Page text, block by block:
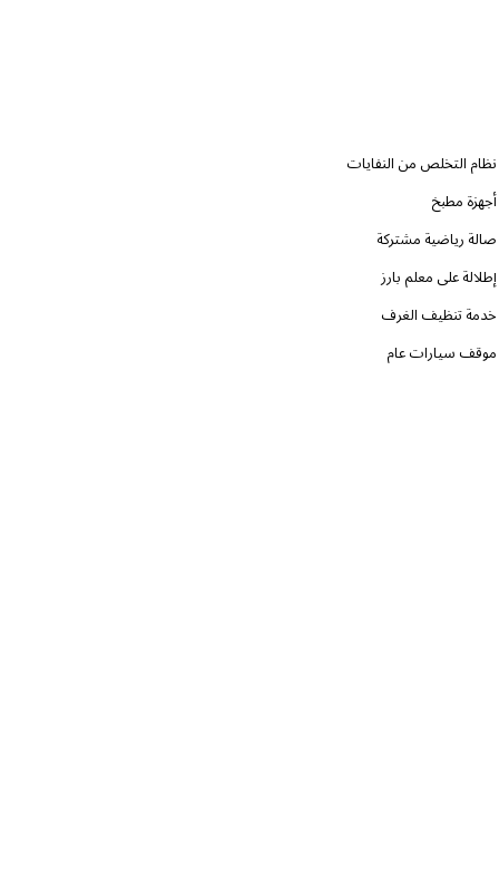
نظام التخلص من النفايات
أجهزة مطبخ
صالة رياضية مشتركة
إطلالة على معلم بارز
خدمة تنظيف الغرف
موقف سيارات عام